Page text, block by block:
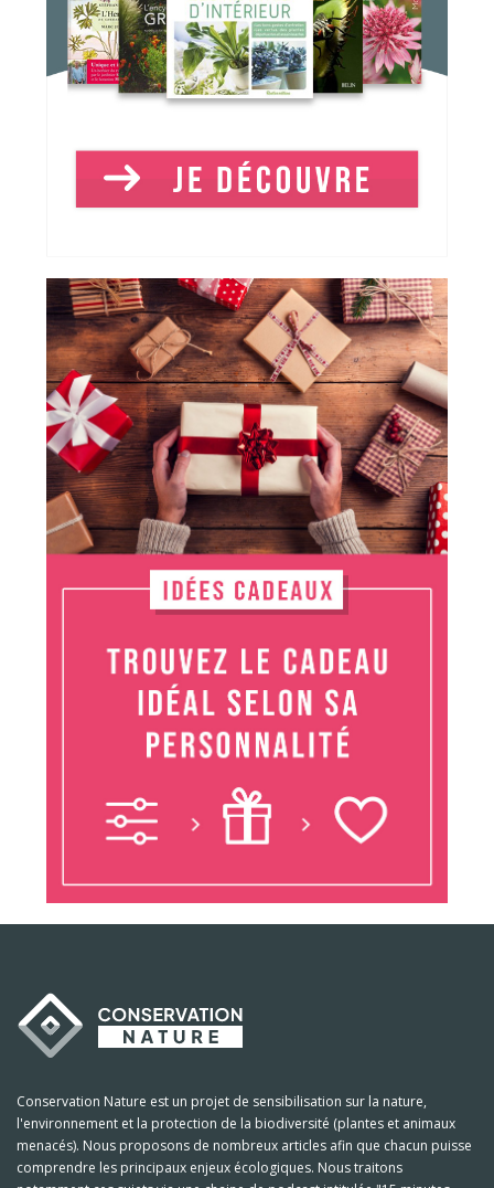
Conservation Nature est un projet de sensibilisation sur la nature,
l'environnement et la protection de la biodiversité (plantes et animaux
menacés). Nous proposons de nombreux articles afin que chacun puisse
comprendre les principaux enjeux écologiques. Nous traitons